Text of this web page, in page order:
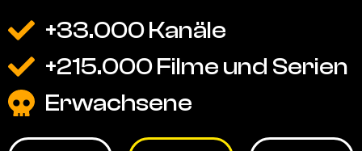
+33.000 Kanäle
+215.000 Filme und Serien
Erwachsene